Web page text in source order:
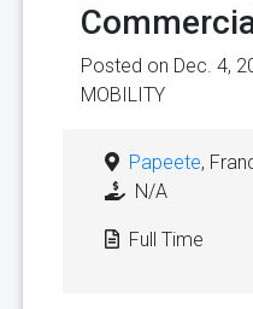
Posted on Dec. 4,
MOBILITY
Papeete,
N/A
Full Time